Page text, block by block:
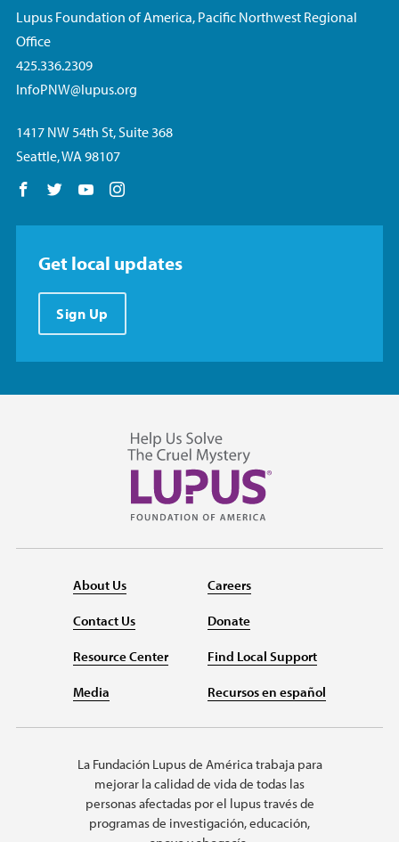
Lupus Foundation of America, Pacific Northwest Regional
Office
425.336.2309
InfoPNW@lupus.org
1417 NW 54th St, Suite 368
Seattle, WA 98107
Follow us on Facebook
Follow us on Twitter
Follow us on YouTube
Get local updates
Sign Up
About Us
Contact Us
Resource Center
Media
Careers
Donate
Find Local Support
Recursos en español
La Fundación Lupus de América trabaja para
mejorar la calidad de vida de todas las
personas afectadas por el lupus través de
programas de investigación, educación,